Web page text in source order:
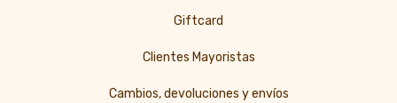
Giftcard
Clientes Mayoristas
Cambios, devoluciones y envíos